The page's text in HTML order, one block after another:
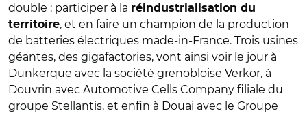
double : participer à la réindustrialisation du
territoire, et en faire un champion de la production
de batteries électriques made-in-France. Trois usines
géantes, des gigafactories, vont ainsi voir le jour à
Dunkerque avec la société grenobloise Verkor, à
Douvrin avec Automotive Cells Company filiale du
groupe Stellantis, et enfin à Douai avec le Groupe